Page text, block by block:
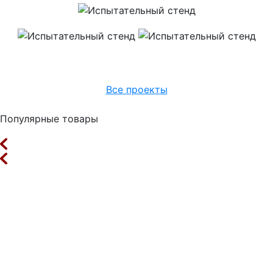
Все проекты
Популярные товары